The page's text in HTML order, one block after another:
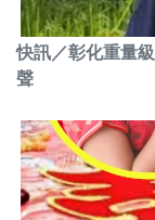
快訊／彰化重量
聲